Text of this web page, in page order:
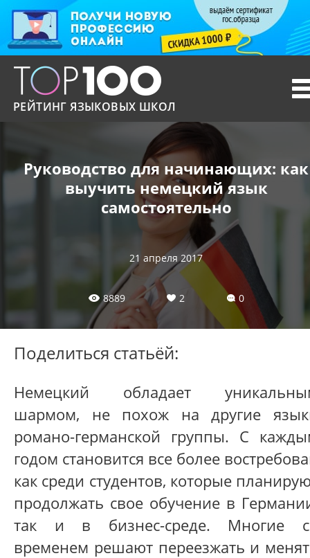
РЕЙТИНГ ЯЗЫКОВЫХ ШКОЛ
Руководство для начинающих: как
выучить немецкий язык
самостоятельно
21 апреля 2017
8889 2 0
Поделиться статьёй:
Немецкий обладает
шармом, не похож на другие
романо-германской группы. С
годом становится все более
как среди студентов, которые
продолжать свое обучение в
так и в бизнес-среде. Многие
временем решают переезжать и